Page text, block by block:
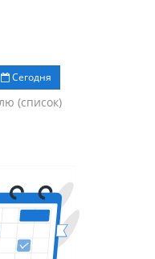
Сегодня
(список)